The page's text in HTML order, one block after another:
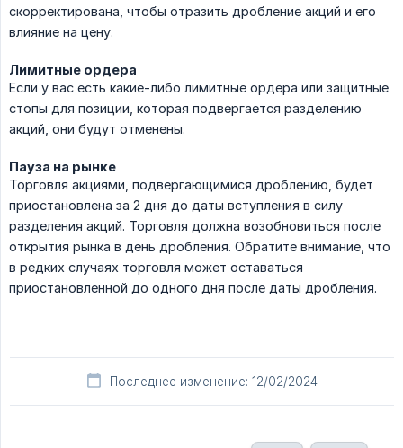
скорректирована, чтобы отразить дробление акций и его
влияние на цену.
Лимитные ордера
Если у вас есть какие-либо лимитные ордера или защитные
стопы для позиции, которая подвергается разделению
акций, они будут отменены.
Пауза на рынке
Торговля акциями, подвергающимися дроблению, будет
приостановлена за 2 дня до даты вступления в силу
разделения акций. Торговля должна возобновиться после
открытия рынка в день дробления. Обратите внимание, что
в редких случаях торговля может оставаться
приостановленной до одного дня после даты дробления.
Последнее изменение: 12/02/2024